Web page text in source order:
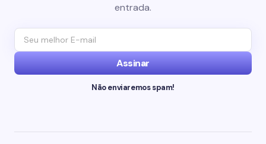
entrada.
Assinar
Não enviaremos spam!